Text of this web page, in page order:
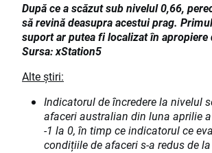
După ce a scăzut sub nivelul 0,66,
să revină deasupra acestui prag.
suport ar putea fi localizat în apropiere
Sursa: xStation5
Alte știri:
Indicatorul de încredere la nivelul
afaceri australian din luna aprilie
-1 la 0, în timp ce indicatorul ce
condițiile de afaceri s-a redus de